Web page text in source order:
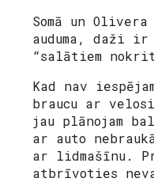
Somā un
auduma, daži
“salātiem
Kad nav
braucu ar
jau plānojam
ar auto
ar lidmašīnu.
atbrīvoties